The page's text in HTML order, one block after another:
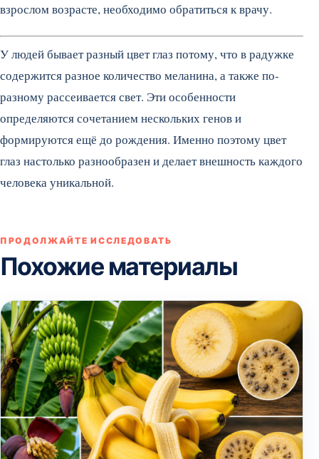
взрослом возрасте, необходимо обратиться к врачу.
У людей бывает разный цвет глаз потому, что в радужке
содержится разное количество меланина, а также по-
разному рассеивается свет. Эти особенности
определяются сочетанием нескольких генов и
формируются ещё до рождения. Именно поэтому цвет
глаз настолько разнообразен и делает внешность каждого
человека уникальной.
ПРОДОЛЖАЙТЕ ИССЛЕДОВАТЬ
Похожие материалы